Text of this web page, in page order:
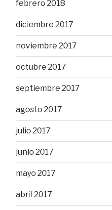
febrero 2018
diciembre 2017
noviembre 2017
octubre 2017
septiembre 2017
agosto 2017
julio 2017
junio 2017
mayo 2017
abril 2017